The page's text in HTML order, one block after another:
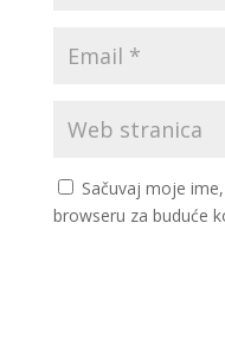
Sačuvaj moje
browseru za buduće